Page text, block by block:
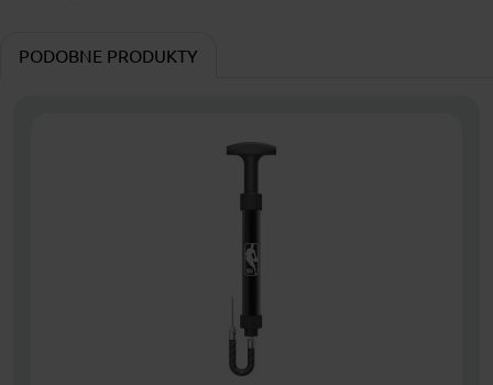
PODOBNE PRODUKTY